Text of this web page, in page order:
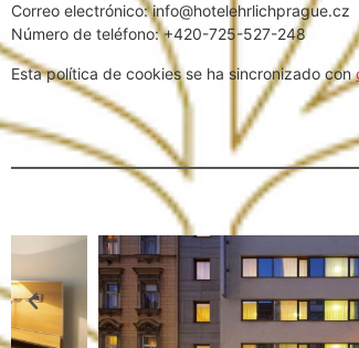
Correo electrónico:info@hotelehrlichprague.cz
Número de teléfono: +420-725-527-248
Esta política de cookies se ha sincronizado con